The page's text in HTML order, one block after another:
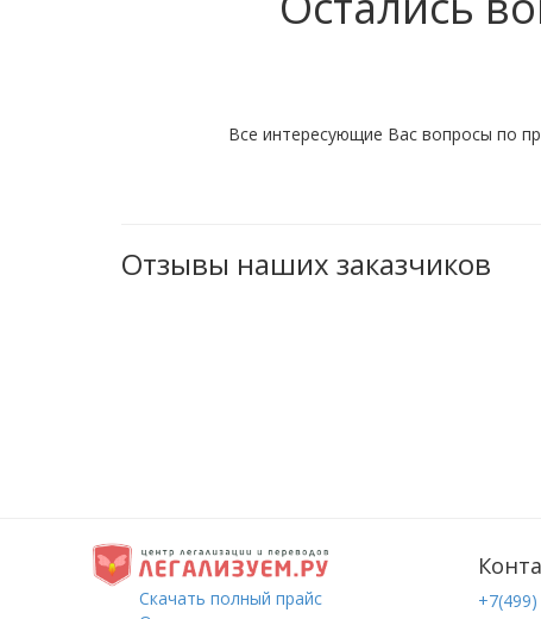
Все интересующие Вас вопросы по
Отзывы наших заказчиков
Скачать полный прайс